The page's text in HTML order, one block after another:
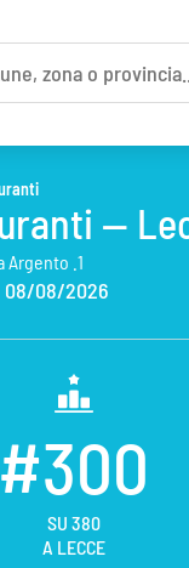
—
Argento .1
08/08/2026
#300
SU 380
A LECCE